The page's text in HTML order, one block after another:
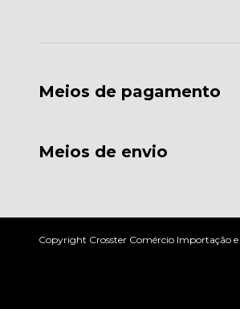
Meios de pagamento
Meios de envio
Copyright Crosster Comércio Importação